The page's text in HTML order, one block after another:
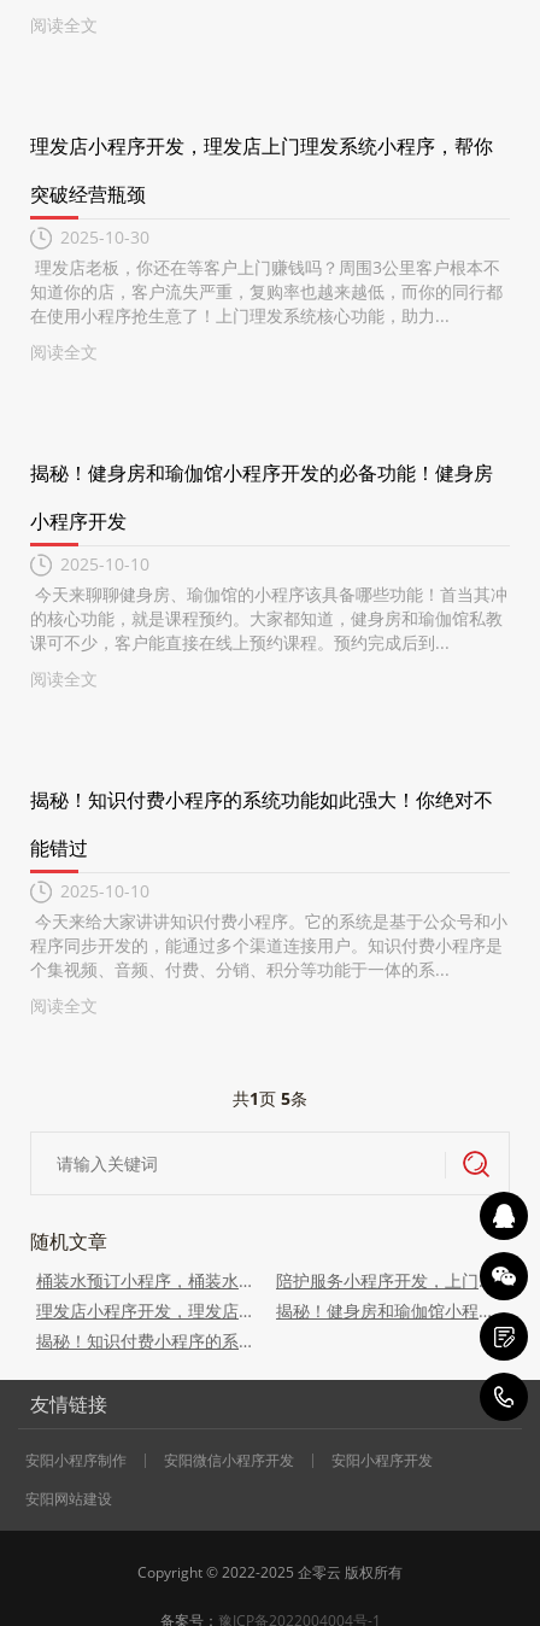
阅读全文
理发店小程序开发，理发店上门理发系统小程序，帮你
突破经营瓶颈
2025-10-30
理发店老板，你还在等客户上门赚钱吗？周围3公里客户根本不
知道你的店，客户流失严重，复购率也越来越低，而你的同行都
在使用小程序抢生意了！上门理发系统核心功能，助力...
阅读全文
揭秘！健身房和瑜伽馆小程序开发的必备功能！健身房
小程序开发
2025-10-10
今天来聊聊健身房、瑜伽馆的小程序该具备哪些功能！首当其冲
的核心功能，就是课程预约。大家都知道，健身房和瑜伽馆私教
课可不少，客户能直接在线上预约课程。预约完成后到...
阅读全文
揭秘！知识付费小程序的系统功能如此强大！你绝对不
能错过
2025-10-10
今天来给大家讲讲知识付费小程序。它的系统是基于公众号和小
程序同步开发的，能通过多个渠道连接用户。知识付费小程序是
个集视频、音频、付费、分销、积分等功能于一体的系...
阅读全文
共1页 5条
随机文章
桶装水预订小程序，桶装水配送小程序，桶装水预订软件
陪护服务小程序开发，上门陪护小程序开发，陪护配置小程序开发
理发店小程序开发，理发店上门理发系统小程序，帮你突破经营瓶颈
揭秘！健身房和瑜伽馆小程序开发的必备功能！健身房小程序开发
揭秘！知识付费小程序的系统功能如此强大！你绝对不能错过
友情链接
安阳小程序制作 安阳微信小程序开发
安阳小程序开发
安阳网站建设
Copyright © 2022-2025 企零云 版权所有
备案号： 豫ICP备2022004004号-1